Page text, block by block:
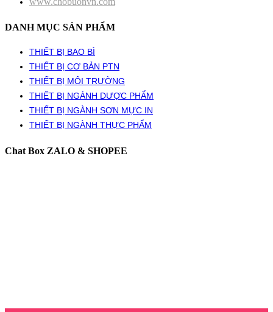
DANH MỤC SẢN PHẨM
THIẾT BỊ BAO BÌ
THIẾT BỊ CƠ BẢN PTN
THIẾT BỊ MÔI TRƯỜNG
THIẾT BỊ NGÀNH DƯỢC PHẨM
THIẾT BỊ NGÀNH SƠN MỰC IN
THIẾT BỊ NGÀNH THỰC PHẨM
Chat Box ZALO & SHOPEE